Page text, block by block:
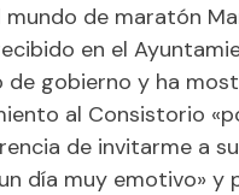
de maratón
en el
de gobierno y ha
al Consistorio
de invitarme a su
día muy emotivo» y